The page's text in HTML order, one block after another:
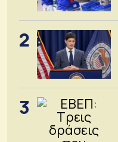
2
3